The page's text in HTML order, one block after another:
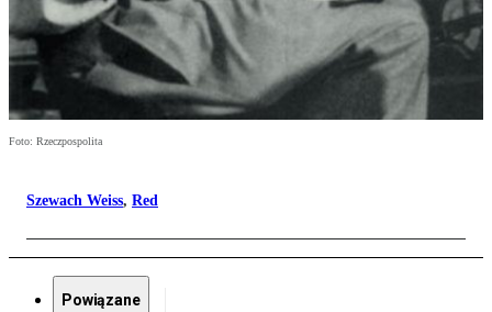
Foto: Rzeczpospolita
Szewach Weiss, Red
Powiązane